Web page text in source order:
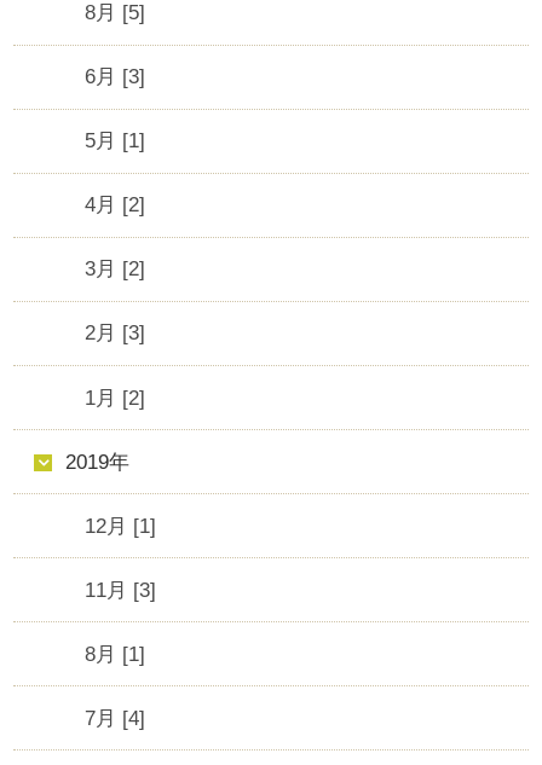
8月 [5]
6月 [3]
5月 [1]
4月 [2]
3月 [2]
2月 [3]
1月 [2]
2019年
12月 [1]
11月 [3]
8月 [1]
7月 [4]